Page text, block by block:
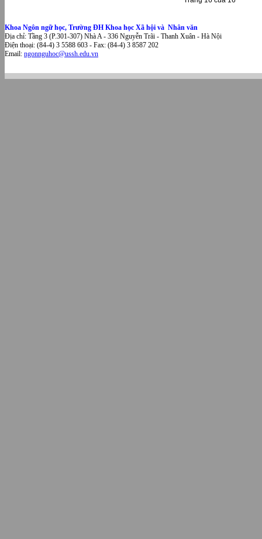
Khoa Ngôn ngữ học, Trường ĐH Khoa học Xã hội và Nhân văn
Địa chỉ: Tầng 3 (P.301-307) Nhà A - 336 Nguyễn Trãi - Thanh Xuân - Hà Nội
Điện thoại: (84-4) 3 5588 603 - Fax: (84-4) 3 8587 202
Email: ngonnguhoc@ussh.edu.vn